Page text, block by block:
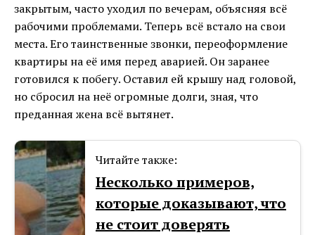
закрытым, часто уходил по вечерам, объясняя всё
рабочими проблемами. Теперь всё встало на свои
места. Его таинственные звонки, переоформление
квартиры на её имя перед аварией. Он заранее
готовился к побегу. Оставил ей крышу над головой,
но сбросил на неё огромные долги, зная, что
преданная жена всё вытянет.
Читайте также:
Несколько примеров,
которые доказывают, что
не стоит доверять